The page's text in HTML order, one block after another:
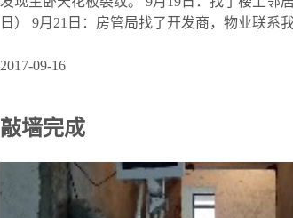
日） 9月21日：房管局找了开发商，物业联系
2017-09-16
敲墙完成